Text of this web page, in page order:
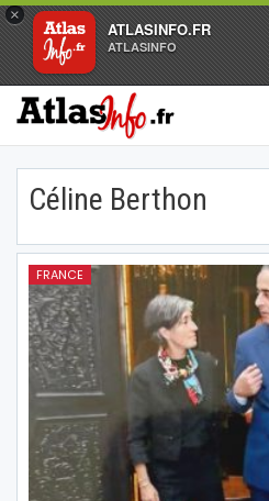
×
ATLASINFO.FR
ATLASINFO
Céline Berthon
FRANCE